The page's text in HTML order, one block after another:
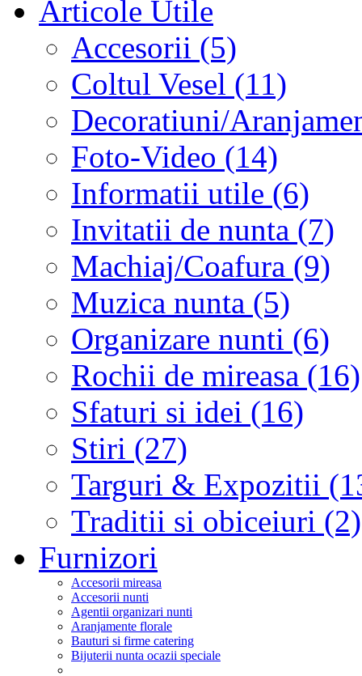
Articole Utile
Accesorii (5)
Coltul Vesel (11)
Decoratiuni/
Foto-Video (14)
Informatii utile (6)
Invitatii de nunta (7)
Machiaj/Coafura (9)
Muzica nunta (5)
Organizare nunti (6)
Rochii de mireasa (16)
Sfaturi si idei (16)
Stiri (27)
Targuri & Expozitii
Traditii si obiceiuri (2)
Furnizori
Accesorii mireasa
Accesorii nunti
Agentii organizari nunti
Aranjamente florale
Bauturi si firme catering
Bijuterii nunta ocazii speciale